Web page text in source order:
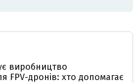
виробництво
FPV-дронів: хто допомагає